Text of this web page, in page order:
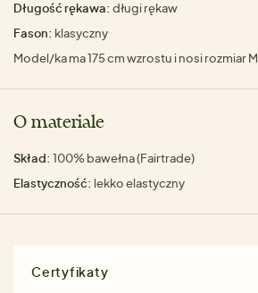
Długość rękawa: długi rękaw
Fason: klasyczny
Model/ka ma 175 cm wzrostu i nosi rozmiar M
O materiale
Skład: 100% bawełna (Fairtrade)
Elastyczność: lekko elastyczny
Certyfikaty